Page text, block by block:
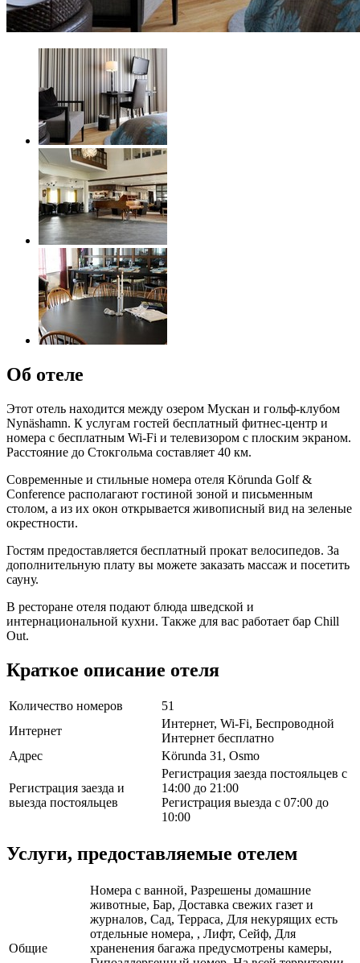
Об отеле
Этот отель находится между озером Мускан и гольф-клубом
Nynäshamn. К услугам гостей бесплатный фитнес-центр и
номера с бесплатным Wi-Fi и телевизором с плоским экраном.
Расстояние до Стокгольма составляет 40 км.
Современные и стильные номера отеля Körunda Golf &
Conference располагают гостиной зоной и письменным
столом, а из их окон открывается живописный вид на зеленые
окрестности.
Гостям предоставляется бесплатный прокат велосипедов. За
дополнительную плату вы можете заказать массаж и посетить
сауну.
В ресторане отеля подают блюда шведской и
интернациональной кухни. Также для вас работает бар Chill
Out.
Краткое описание отеля
Количество номеров
51
Интернет
Интернет, Wi-Fi, Беспроводной
Интернет бесплатно
Адрес
Körunda 31, Osmo
Регистрация заезда и
выезда постояльцев
Регистрация заезда постояльцев с
14:00 до 21:00
Регистрация выезда с 07:00 до
10:00
Услуги, предоставляемые отелем
Общие
Номера с ванной, Разрешены домашние
животные, Бар, Доставка свежих газет и
журналов, Сад, Терраса, Для некурящих есть
отдельные номера, , Лифт, Сейф, Для
храненения багажа предусмотрены камеры,